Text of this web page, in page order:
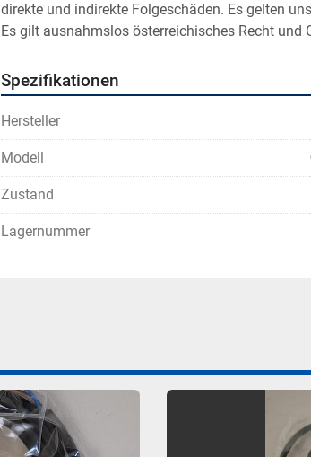
direkte und indirekte Folgeschäden. Es gelten
Es gilt ausnahmslos österreichisches Recht und
Spezifikationen
Hersteller
Modell
Zustand
Lagernummer